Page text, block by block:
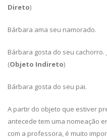
Direto)
Bárbara ama seu namorado.
Bárbara gosta do seu
(Objeto Indireto)
Bárbara gosta do seu pai.
A partir do objeto que estiver
antecede tem uma nomeação
com a professora, é muito